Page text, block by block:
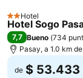
2 Estrellas
Hotel
Hotel Sogo
7,7 Bueno (734
Pasay, a 1.0 km
de $ 53.433